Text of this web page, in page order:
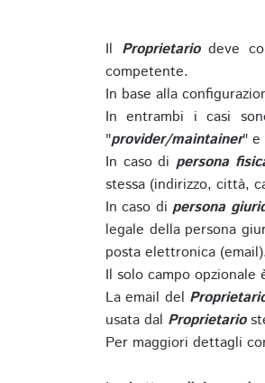
Il Proprietariodeve
competente.
In base alla
In entrambi i casi
"provider/maintainer" e
In caso dipersona
stessa (indirizzo, città,
In caso dipersona
legale della persona
posta elettronica (email).
Il solo campo
La email del
usata dal Proprietario
Per maggiori dettagli